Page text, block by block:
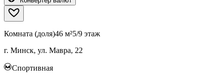
Комната (доля)46 м²5/9 этаж
г. Минск, ул. Мавра, 22
Спортивная